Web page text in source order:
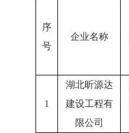
序
号
企业名称
1
湖北昕源达
建设工程有
限公司